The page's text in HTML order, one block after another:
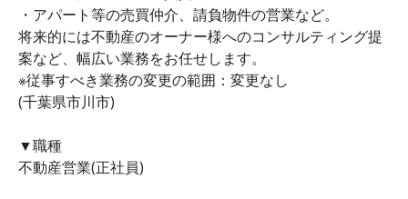
・アパート等の売買仲介、請負物件の営業など。
将来的には不動産のオーナー様へのコンサルティング提
案など、幅広い業務をお任せします。
※従事すべき業務の変更の範囲：変更なし
(千葉県市川市)
▼職種
不動産営業(正社員)